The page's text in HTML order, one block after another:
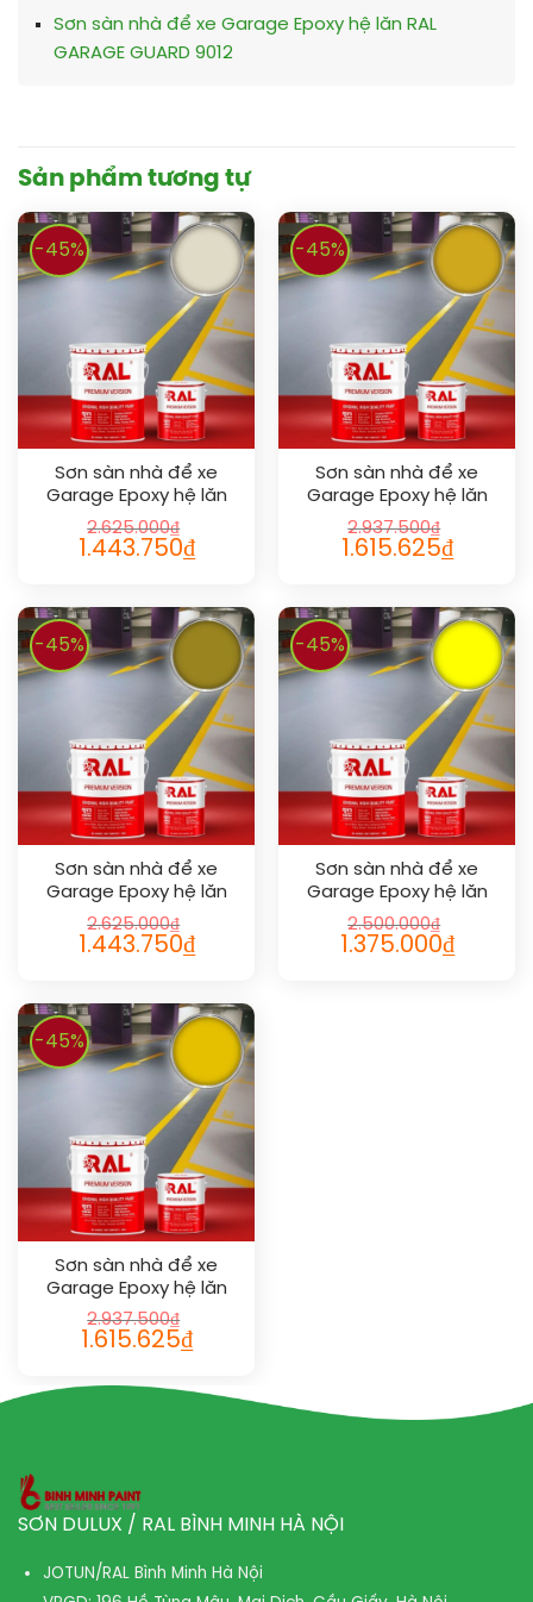
Sơn sàn nhà để xe Garage Epoxy hệ lăn RAL
GARAGE GUARD 9012
Sản phẩm tương tự
-45%
Sơn sàn nhà để xe
Garage Epoxy hệ lăn
RAL GARAGE GUARD 1013
2.625.000₫
1.443.750₫
-45%
Sơn sàn nhà để xe
Garage Epoxy hệ lăn
RAL GARAGE GUARD
1032
2.937.500₫
1.615.625₫
-45%
Sơn sàn nhà để xe
Garage Epoxy hệ lăn
RAL GARAGE GUARD
1027
2.625.000₫
1.443.750₫
-45%
Sơn sàn nhà để xe
Garage Epoxy hệ lăn
RAL GARAGE GUARD
1026
2.500.000₫
1.375.000₫
-45%
Sơn sàn nhà để xe
Garage Epoxy hệ lăn
RAL GARAGE GUARD 1021
2.937.500₫
1.615.625₫
SƠN DULUX / RAL BÌNH MINH HÀ NỘI
JOTUN/RAL Bình Minh Hà Nội